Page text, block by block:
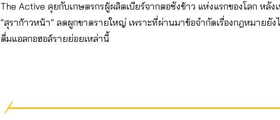
The Active คุยกับเกษตรกรผู้ผลิตเบียร์จากตอซังข้าว แห่งแรกของโลก หลั
“สุราก้าวหน้า” ลดผูกขาดรายใหญ่ เพราะที่ผ่านมาข้อจำกัดเรื่องกฎหมายยัง
ดื่มแอลกอฮอล์รายย่อยเหล่านี้